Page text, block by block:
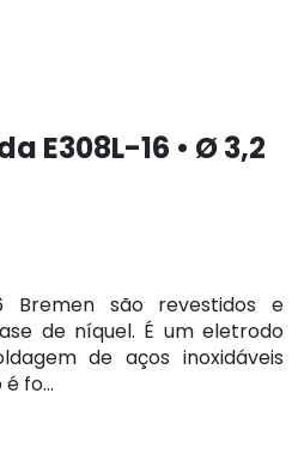
E308L-16 • Ø 3,2
Bremen são revestidos e
de níquel. É um eletrodo
de aços inoxidáveis
fo...